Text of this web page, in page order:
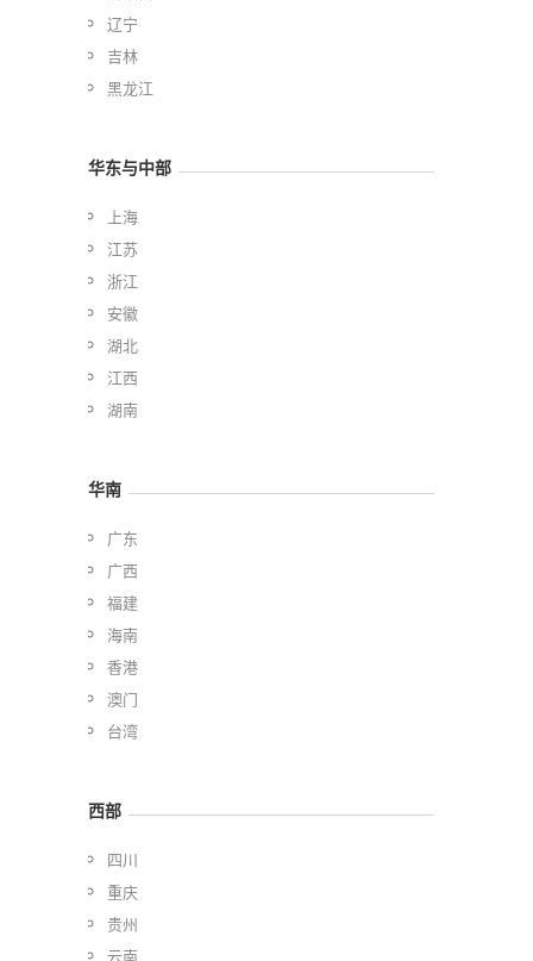
辽宁
吉林
黑龙江
华东与中部
上海
江苏
浙江
安徽
湖北
江西
湖南
华南
广东
广西
福建
海南
香港
澳门
台湾
西部
四川
重庆
贵州
云南